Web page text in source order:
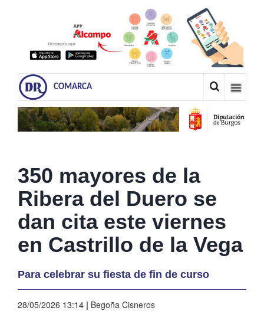
COMARCA
350 mayores de la
Ribera del Duero se
dan cita este viernes
en Castrillo de la Vega
Para celebrar su fiesta de fin de curso
28/05/2026 13:14 | Begoña Cisneros